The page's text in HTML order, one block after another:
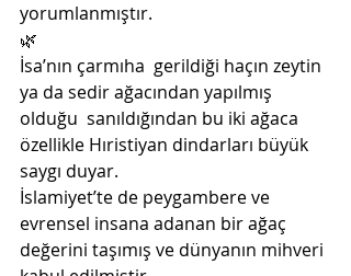
yorumlanmıştır.
🌿
İsa’nın çarmıha  gerildiği haçın zeytin
ya da sedir ağacından yapılmış
olduğu  sanıldığından bu iki ağaca
özellikle Hıristiyan dindarları büyük
saygı duyar.
İslamiyet’te de peygambere ve
evrensel insana adanan bir ağaç
değerini taşımış ve dünyanın mihveri